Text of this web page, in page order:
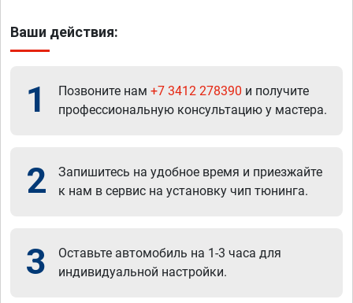
Ваши действия:
1 Позвоните нам +7 3412 278390 и получите
профессиональную консультацию у мастера.
2
Запишитесь на удобное время и приезжайте
к нам в сервис на установку чип тюнинга.
3
Оставьте автомобиль на 1-3 часа для
индивидуальной настройки.